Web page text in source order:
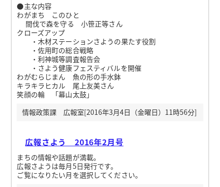
●主な内容
わがまち このひと
間伐で森を守る 小笹正等さん
クローズアップ
・木材ステーションさようの果たす役割
・佐用町の総合戦略
・利神城等調査報告会
・さよう健康フェスティバルを開催
わがむらじまん 魚の形の手水鉢
キラキラヒカル 尾上友美さん
笑顔の輪 「幕山太鼓」
情報政策課 広報室[2016年3月4日（金曜日）11時56分]
広報さよう 2016年2月号
まちの情報や話題が満載。
広報さようは毎月5日発行です。
ご覧になりたい月を選択してください。